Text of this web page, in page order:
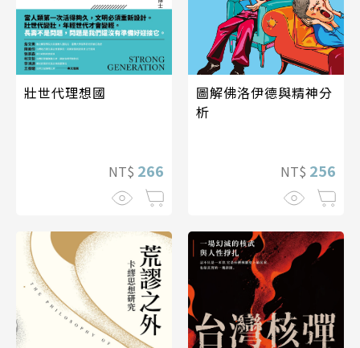
壯世代理想國
NT$ 266
圖解佛洛伊德與精神分
析
NT$ 256